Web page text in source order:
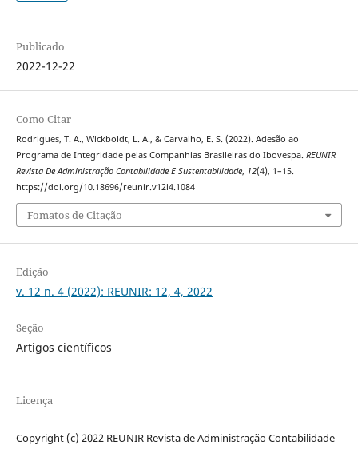
Publicado
2022-12-22
Como Citar
Rodrigues, T. A., Wickboldt, L. A., & Carvalho, E. S. (2022). Adesão ao
Programa de Integridade pelas Companhias Brasileiras do Ibovespa. REUNIR
Revista De Administração Contabilidade E Sustentabilidade, 12(4), 1–15.
https://doi.org/10.18696/reunir.v12i4.1084
Fomatos de Citação
Edição
v. 12 n. 4 (2022): REUNIR: 12, 4, 2022
Seção
Artigos científicos
Licença
Copyright (c) 2022 REUNIR Revista de Administração Contabilidade